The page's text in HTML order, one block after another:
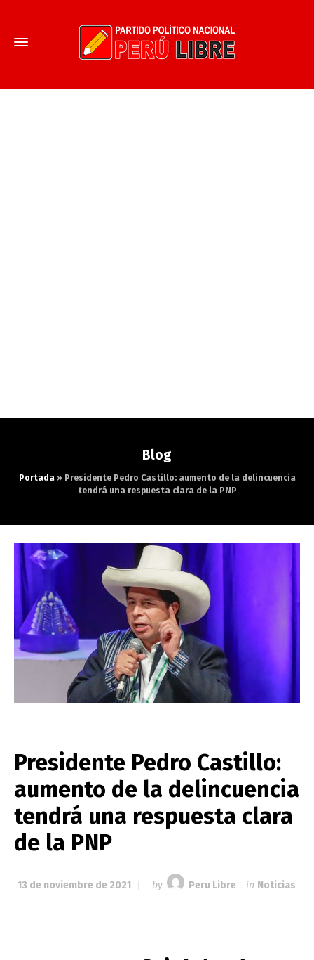
Blog
Portada» Presidente Pedro Castillo: aumento de la delincuencia
tendrá una respuesta clara de la PNP
Presidente Pedro Castillo:
aumento de la delincuencia
tendrá una respuesta clara
de la PNP
13 de noviembre de 2021 by Peru Libre in Noticias